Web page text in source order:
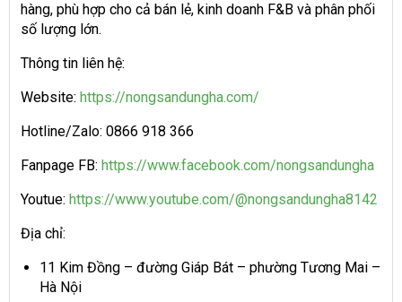
hàng, phù hợp cho cả bán lẻ, kinh doanh F&B và phân phối
số lượng lớn.
Thông tin liên hệ:
Website: https://nongsandungha.com/
Hotline/Zalo: 0866 918 366
Fanpage FB: https://www.facebook.com/nongsandungha
Youtue: https://www.youtube.com/@nongsandungha8142
Địa chỉ:
11 Kim Đồng – đường Giáp Bát – phường Tương Mai –
Hà Nội